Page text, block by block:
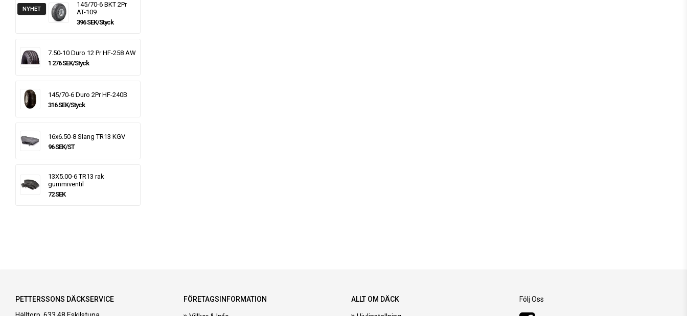
NYHET
145/70-6 BKT 2Pr
AT-109
396 SEK/Styck
7.50-10 Duro 12 Pr HF-258 AW
1 276 SEK/Styck
145/70-6 Duro 2Pr HF-240B
316 SEK/Styck
16x6.50-8 Slang TR13 KGV
96 SEK/ST
13X5.00-6 TR13 rak
gummiventil
72 SEK
PETTERSSONS DÄCKSERVICE
FÖRETAGSINFORMATION ALLT OM DÄCK Följ Oss